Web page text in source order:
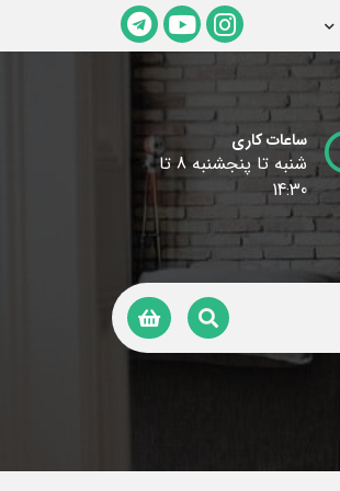
ساعات کاری
شنبه تا پنجشنبه 8 تا
14:30